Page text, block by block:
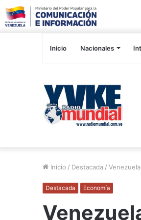
Inicio Nacionales
Inicio / Destacada /
Destacada Economía